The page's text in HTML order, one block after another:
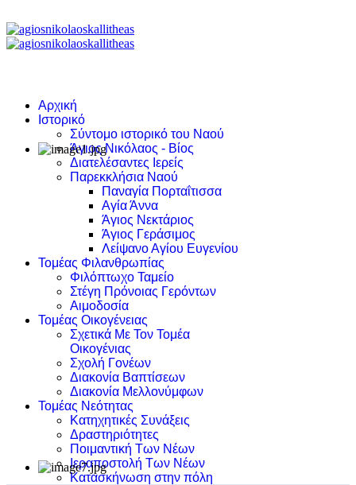
Αρχική
Ιστορικό
Σύντομο ιστορικό του Ναού
Άγιος Νικόλαος - Βίος
Διατελέσαντες Ιερείς
Παρεκκλήσια Ναού
Παναγία Πορταΐτισσα
Αγία Άννα
Άγιος Νεκτάριος
Άγιος Γεράσιμος
Λείψανο Αγίου Ευγενίου
Τομέας Φιλανθρωπίας
Φιλόπτωχο Ταμείο
Στέγη Πρόνοιας Γερόντων
Αιμοδοσία
Τομέας Οικογένειας
Σχετικά Με Τον Τομέα
Οικογένιας
Σχολή Γονέων
Διακονία Βαπτίσεων
Διακονία Μελλονύμφων
Τομέας Νεότητας
Κατηχητικές Συνάξεις
Δραστηριότητες
Ποιμαντική Των Νέων
Ιεραποστολή Των Νέων
Κατασκήνωση στην πόλη